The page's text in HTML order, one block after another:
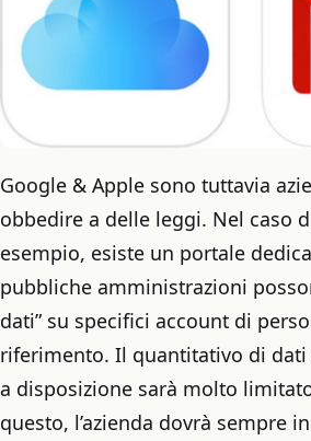
Google & Apple sono tuttavia
obbedire a delle leggi. Nel caso
esempio, esiste un portale
pubbliche amministrazioni
dati” su specifici account di
riferimento. Il quantitativo di dati
a disposizione sarà molto
questo, l’azienda dovrà sempre